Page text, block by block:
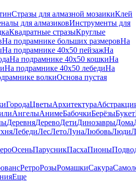
Стразы для алмазной мозаикиКлей
для алмазиковИнструменты для
Квадратные стразыКруглые
На подрамнике больших размеровНа
На подрамнике 40х50 пейзажНа
На подрамнике 40х50 кошкиНа
На подрамнике 40х50 лебедиНа
волкиОснова пустая
ГородаЦветыАрхитектура
АнгелыАнимеБабочкиБерёзыБукет
ДеревняДеревоДетиДинозаврыДома
ЛебедиЛесЛетоЛунаЛюбовьЛюди
ОсеньПарусникПасхаПионы
РетроРозыРомашкиСакура
Еще